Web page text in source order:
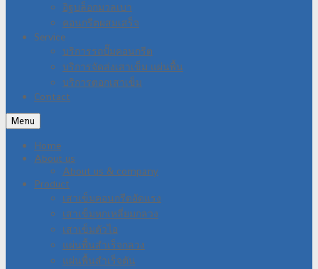
อิฐบล็อกมวลเบา
คอนกรีตผสมเสร็จ
Service
บริการรถปั๊มคอนกรีต
บริการจัดส่งเสาเข็ม แผ่นพื้น
บริการตอกเสาเข็ม
Contact
Menu
Home
About us
About us & company
Product
เสาเข็มคอนกรีตอัดแรง
เสาเข็มหกเหลี่ยมกลวง
เสาเข็มตัวไอ
แผ่นพื้นสำเร็จกลวง
แผ่นพื้นสำเร็จตัน